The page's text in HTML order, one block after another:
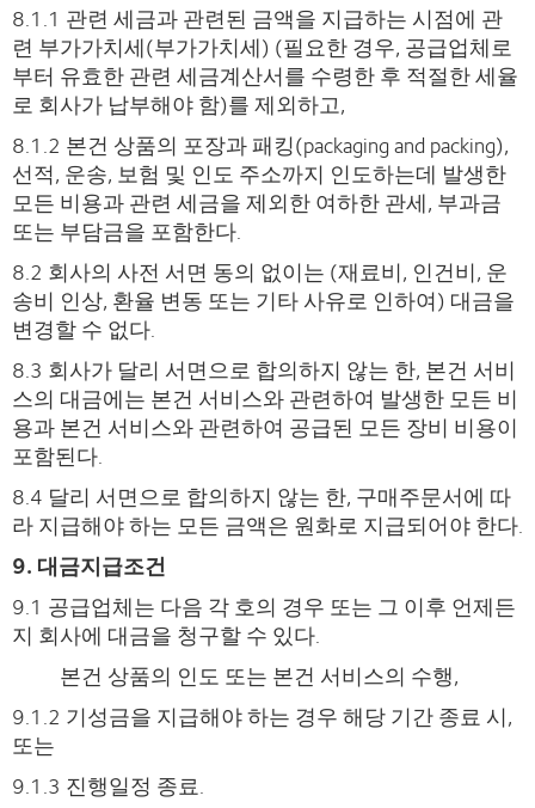
8.1.1 관련 세금과 관련된 금액을 지급하는 시점에 관
련 부가가치세(부가가치세) (필요한 경우, 공급업체로
부터 유효한 관련 세금계산서를 수령한 후 적절한 세율
로 회사가 납부해야 함)를 제외하고,
8.1.2 본건 상품의 포장과 패킹(packaging and packing),
선적, 운송, 보험 및 인도 주소까지 인도하는데 발생한
모든 비용과 관련 세금을 제외한 여하한 관세, 부과금
또는 부담금을 포함한다.
8.2 회사의 사전 서면 동의 없이는 (재료비, 인건비, 운
송비 인상, 환율 변동 또는 기타 사유로 인하여) 대금을
변경할 수 없다.
8.3 회사가 달리 서면으로 합의하지 않는 한, 본건 서비
스의 대금에는 본건 서비스와 관련하여 발생한 모든 비
용과 본건 서비스와 관련하여 공급된 모든 장비 비용이
포함된다.
8.4 달리 서면으로 합의하지 않는 한, 구매주문서에 따
라 지급해야 하는 모든 금액은 원화로 지급되어야 한다.
9. 대금지급조건
9.1 공급업체는 다음 각 호의 경우 또는 그 이후 언제든
지 회사에 대금을 청구할 수 있다.
본건 상품의 인도 또는 본건 서비스의 수행,
9.1.2 기성금을 지급해야 하는 경우 해당 기간 종료 시,
또는
9.1.3 진행일정 종료.